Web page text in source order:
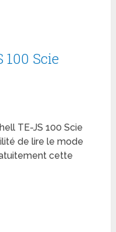
Scie
TE-JS 100 Scie
de lire le mode
cette